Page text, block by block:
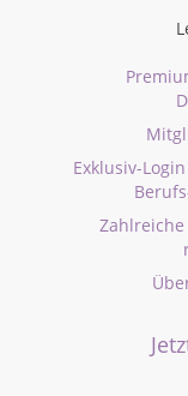
Exklusiv-